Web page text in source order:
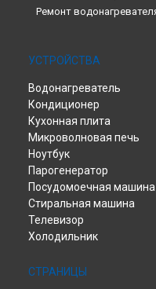
Ремонт
Петербурге
УСТРОЙСТВА
Водонагреватель
Кондиционер
Кухонная плита
Микроволновая печь
Ноутбук
Парогенератор
Посудомоечная машина
Стиральная машина
Телевизор
Холодильник
СТРАНИЦЫ